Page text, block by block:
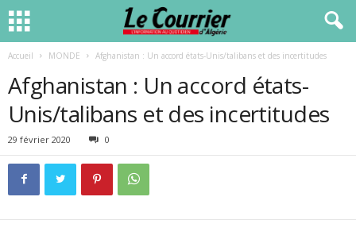
Accueil MONDE Afghanistan : Un accord états-Unis/talibans et des incertitudes
Afghanistan : Un accord états-
Unis/talibans et des incertitudes
29 février 2020 0